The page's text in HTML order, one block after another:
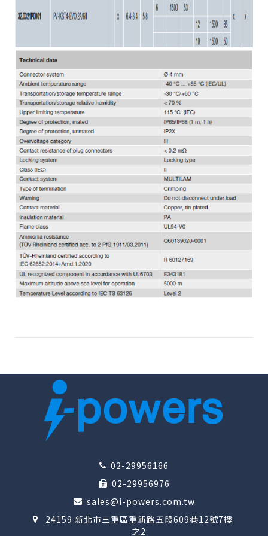
02-29956166
02-29956976
sales@i-powers.com.tw
24159 新北市三重區重新路五段609巷12號7樓
之2